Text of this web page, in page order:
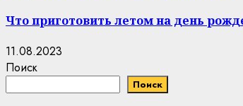
Что приготовить летом на день
11.08.2023
Поиск
Поиск